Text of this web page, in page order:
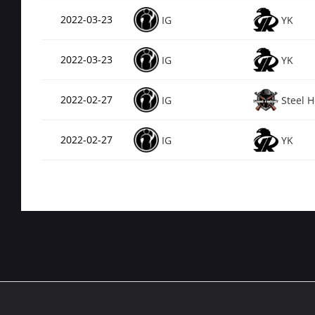
2022-03-23 IG YK
2022-03-23 IG YK
2022-02-27 IG Steel
2022-02-27 IG YK